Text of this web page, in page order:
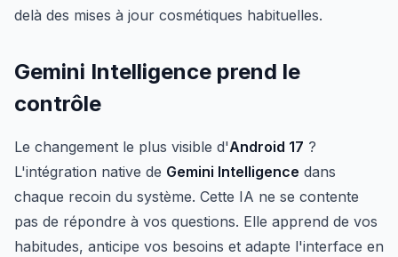
delà des mises à jour cosmétiques habituelles.
Gemini Intelligence prend le
contrôle
Le changement le plus visible d'Android 17 ?
L'intégration native de Gemini Intelligence dans
chaque recoin du système. Cette IA ne se contente
pas de répondre à vos questions. Elle apprend de vos
habitudes, anticipe vos besoins et adapte l'interface en